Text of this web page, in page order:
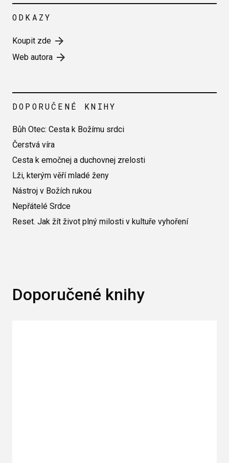
ODKAZY
Koupit zde
Web autora
DOPORUČENÉ KNIHY
Bůh Otec: Cesta k Božímu srdci
Čerstvá víra
Cesta k emočnej a duchovnej zrelosti
Lži, kterým věří mladé ženy
Nástroj v Božích rukou
Nepřátelé Srdce
Reset. Jak žít život plný milosti v kultuře vyhoření
Doporučené knihy